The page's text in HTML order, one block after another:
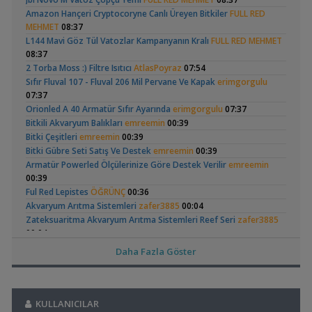
Omurgasızlar
Bitkili Akvaryuma İlk Adım saturday,12:45
Yeni Üye Forumu
👋 Yeni Gelenler Buradan Merhaba Desin wolk23,12:03
Yeni Üye Forumu
Büyükşehir Belediyesi Çalışıyor,gece 3 😊
10:09
Yeni Üye Forumu
Bitkili Tankda Led Kullanımıdreamcatcherr,09:15
Işık CO2 ve Ekipmanlar
Dıy - Akvaryum Aydınlatması Hakkında Bilgi
Yeni Üye Forumu
130 Lt 50+ Lepistes İçin8.500 Tl Bütçeli DışfiltreSerpent,
00:15
Yeni Üye Forumu
Catappa YetişiyorumRafayel,22:46
Bitki Türleri ve Bakımı
30x20x20akvaristsaglam,20:15
Japon Balığım Yüzeyde Hava Almaya ÇalışıyorBetta_King,
18:01
Apistogramma
Hongsloi Çiftim Ve
Betta Antuta
Ramshorn Hakkında
Her Şey
Elma Salyangozu
Güncel
30x20x20 Ramshorn
Akvaryumu
37 Litrelik Siyah
Neon Tetra(123)
Red Mangrove
Amazon Hançeri Cryptocoryne Canlı Üreyen BitkilerFULL RED
MEHMET 08:37
L144 Mavi Göz Tül Vatozlar Kampanyanın Kralı FULL RED MEHMET
08:37
2 Torba Moss :) Filtre Isıtıcı AtlasPoyraz 07:54
Sıfır Fluval 107 - Fluval 206 Mil Pervane Ve Kapakerimgorgulu
07:37
Orionled A 40 Armatür Sıfır Ayarında erimgorgulu 07:37
Bitkili Akvaryum Balıkları emreemin 00:39
Bitki Çeşitleri emreemin 00:39
Bitki Gübre Seti Satış Ve Destekemreemin 00:39
Armatür Powerled Ölçülerinize Göre Destek Veriliremreemin
00:39
Ful Red Lepistes ÖĞRÜNÇ00:36
Akvaryum Arıtma Sistemleri zafer3885 00:04
Zateksuaritma Akvaryum Arıtma Sistemleri Reef Seri zafer3885
00:04
omererbas23:51
Polit, Red Top Nudimbi, Nkanda Mc Yavrularımetekaan23:12
Armatür Boş Kasa
Daha Fazla Göster
KULLANICILAR